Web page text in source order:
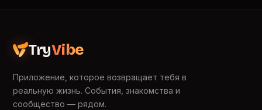
TryVibe
Приложение, которое возвращает тебя в
реальную жизнь. События, знакомства и
сообщество — рядом.